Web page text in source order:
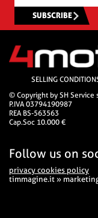
SUBSCRIBE
SELLING
© Copyright by SH Service
P.IVA 03794190987
REA BS-563563
Cap.Soc 10.000 €
Follow us on
privacy cookies policy
timmagine.it »